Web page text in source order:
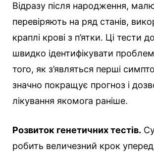
Відразу після народження,
перевіряють на ряд станів,
краплі крові з п’ятки. Ці тести
швидко ідентифікувати
того, як з’являться перші
значно покращує прогноз і
лікування якомога раніше.
Розвиток генетичних тестів.
робить величезний крок